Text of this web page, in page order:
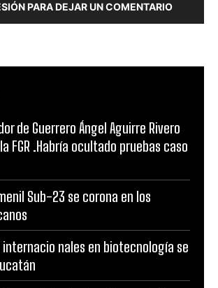
PARA DEJAR UN COMENTARIO
de Guerrero Ángel Aguirre Rivero
FGR .Habría ocultado pruebas caso
Sub-23 se corona en los
nales en biotecnología se